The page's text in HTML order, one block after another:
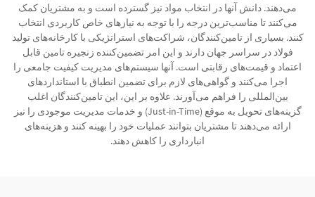
می‌دهند. دانش آنها در انتخاب مواد نیز گسترده است و به مشتریان کمک
می‌کنند تا مناسب‌ترین درجه را با توجه به نیازهای خاص کاربردی انتخاب
کنند. بسیاری از تامین‌کنندگان، شراکت‌های استراتژیکی با کارخانه‌های تولید
فولاد در سراسر جهان دارند و این امر تضمین‌کننده زنجیره تامین قابل
اعتماد و قیمت‌های رقابتی است. آنها سیستم‌های مدیریت کیفیت جامعی را
اجرا می‌کنند و گواهی‌های لازم برای تضمین انطباق با استانداردهای
بین‌المللی را فراهم می‌آورند. علاوه بر این، این تامین‌کنندگان اغلب
گزینه‌های تحویل به موقع (Just-in-Time) و خدمات مدیریت موجودی را نیز
ارائه می‌دهند تا مشتریان بتوانند عملیات خود را بهینه کنند و هزینه‌های
انبارداری را کاهش دهند.